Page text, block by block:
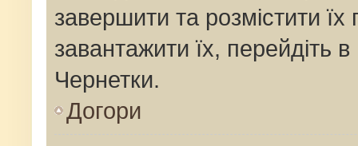
завершити та розмістити
завантажити їх, перейдіть
Чернетки.
Догори